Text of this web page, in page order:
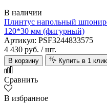
В наличии
Плинтус напольный
120*30 мм (фигурный)
Артикул: PSF3244833575
4 430 руб. / шт.
В корзину Купить в 1 клик
Сравнить
В избранное